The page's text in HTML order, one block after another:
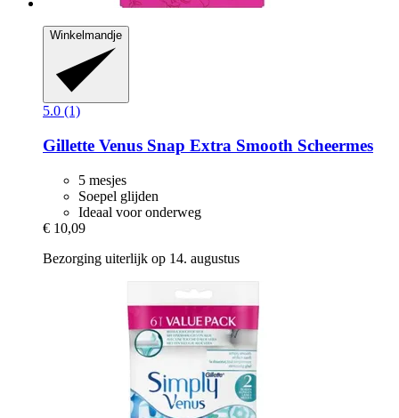
Winkelmandje
5.0 (1)
Gillette Venus Snap Extra Smooth Scheermes
5 mesjes
Soepel glijden
Ideaal voor onderweg
€ 10,09
Bezorging uiterlijk op 14. augustus